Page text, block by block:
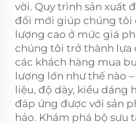
vời. Quy trình sản xuất
đổi mới giúp chúng tôi
lượng cao ở mức giá
chúng tôi trở thành lựa
các khách hàng mua
lượng lớn như thế nào
liệu, độ dày, kiểu dáng
đáp ứng được với sản
hảo. Khám phá bộ sưu